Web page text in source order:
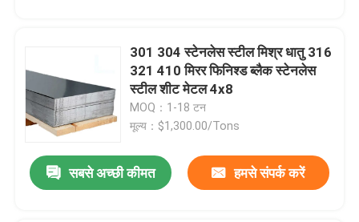
301 304 स्टेनलेस स्टील मिश्र धातु 316
321 410 मिरर फिनिश्ड ब्लैक स्टेनलेस
स्टील शीट मेटल 4x8
MOQ：1-18 टन
मूल्य：$1,300.00/Tons
सबसे अच्छी कीमत हमसे संपर्क करें